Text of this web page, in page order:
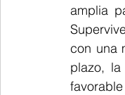
amplia
con una
plazo,